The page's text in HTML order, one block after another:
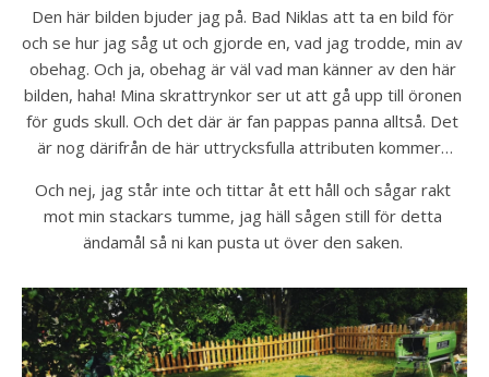
Den här bilden bjuder jag på. Bad Niklas att ta en bild för
och se hur jag såg ut och gjorde en, vad jag trodde, min av
obehag. Och ja, obehag är väl vad man känner av den här
bilden, haha! Mina skrattrynkor ser ut att gå upp till öronen
för guds skull. Och det där är fan pappas panna alltså. Det
är nog därifrån de här uttrycksfulla attributen kommer…
Och nej, jag står inte och tittar åt ett håll och sågar rakt
mot min stackars tumme, jag häll sågen still för detta
ändamål så ni kan pusta ut över den saken.